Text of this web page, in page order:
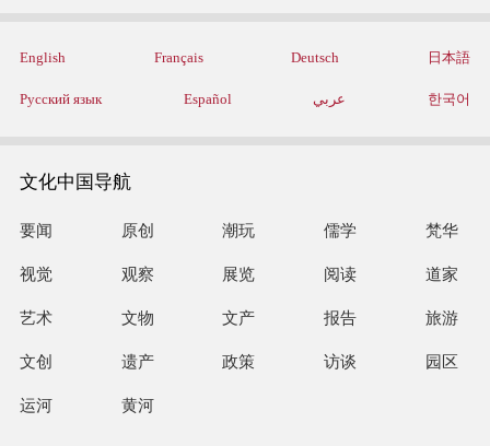
English Français Deutsch 日本語
Русский язык Español عربي 한국어
文化中国导航
要闻 原创 潮玩 儒学 梵华
视觉 观察 展览 阅读 道家
艺术 文物 文产 报告 旅游
文创 遗产 政策 访谈 园区
运河 黄河